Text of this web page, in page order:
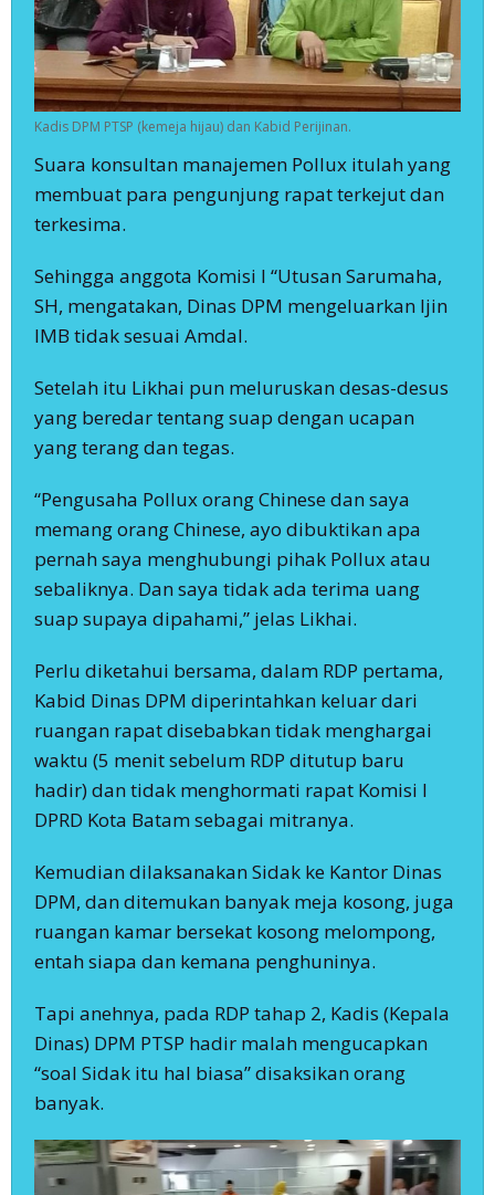
Kadis DPM PTSP (kemeja hijau) dan Kabid Perijinan.
Suara konsultan manajemen Pollux itulah yang
membuat para pengunjung rapat terkejut dan
terkesima.
Sehingga anggota Komisi I “Utusan Sarumaha,
SH, mengatakan, Dinas DPM mengeluarkan Ijin
IMB tidak sesuai Amdal.
Setelah itu Likhai pun meluruskan desas-desus
yang beredar tentang suap dengan ucapan
yang terang dan tegas.
“Pengusaha Pollux orang Chinese dan saya
memang orang Chinese, ayo dibuktikan apa
pernah saya menghubungi pihak Pollux atau
sebaliknya. Dan saya tidak ada terima uang
suap supaya dipahami,” jelas Likhai.
Perlu diketahui bersama, dalam RDP pertama,
Kabid Dinas DPM diperintahkan keluar dari
ruangan rapat disebabkan tidak menghargai
waktu (5 menit sebelum RDP ditutup baru
hadir) dan tidak menghormati rapat Komisi I
DPRD Kota Batam sebagai mitranya.
Kemudian dilaksanakan Sidak ke Kantor Dinas
DPM, dan ditemukan banyak meja kosong, juga
ruangan kamar bersekat kosong melompong,
entah siapa dan kemana penghuninya.
Tapi anehnya, pada RDP tahap 2, Kadis (Kepala
Dinas) DPM PTSP hadir malah mengucapkan
“soal Sidak itu hal biasa” disaksikan orang
banyak.